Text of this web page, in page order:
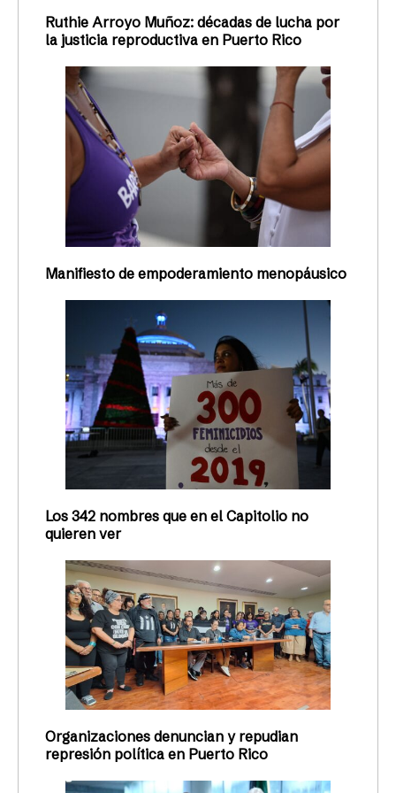
Ruthie Arroyo Muñoz: décadas de lucha por
la justicia reproductiva en Puerto Rico
Manifiesto de empoderamiento menopáusico
Los 342 nombres que en el Capitolio no
quieren ver
Organizaciones denuncian y repudian
represión política en Puerto Rico